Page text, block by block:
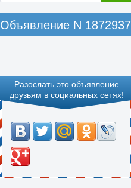
Объявление N 1872937
Разослать это объявление
друзьям в социальных сетях!